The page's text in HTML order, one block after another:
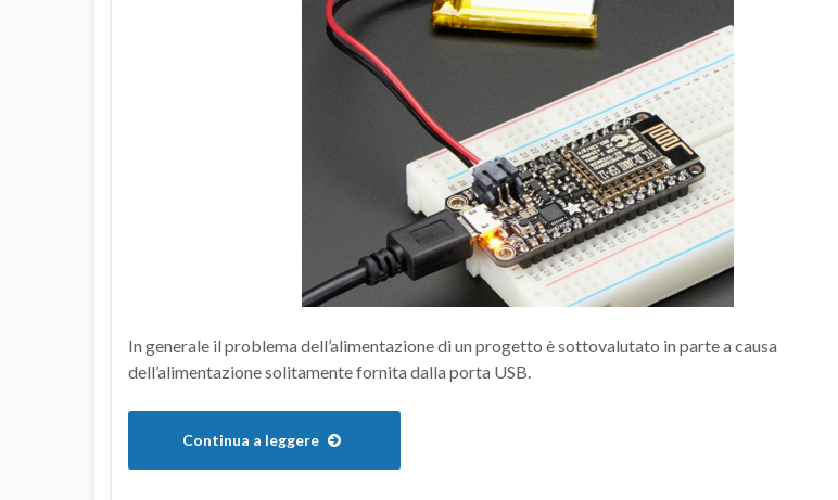
In generale il problema dell’alimentazione di un progetto è sottovalutato in parte a causa
dell’alimentazione solitamente fornita dalla porta USB.
Continua a leggere